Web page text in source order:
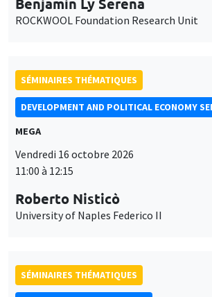
ROCKWOOL Foundation Research Unit
SÉMINAIRES THÉMATIQUES
DEVELOPMENT AND POLITICAL ECONOMY
MEGA
11:00 à 12:15
University of Naples Federico II
SÉMINAIRES THÉMATIQUES
PUBLIC ECONOMICS SEMINAR